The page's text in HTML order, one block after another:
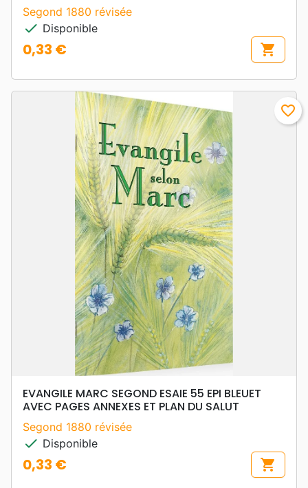
Segond 1880 révisée
check Disponible
Prix
0,33 € shopping_cart
favorite_border
EVANGILE MARC SEGOND ESAIE 55 EPI BLEUET
AVEC PAGES ANNEXES ET PLAN DU SALUT
Segond 1880 révisée
check Disponible
Prix
0,33 € shopping_cart